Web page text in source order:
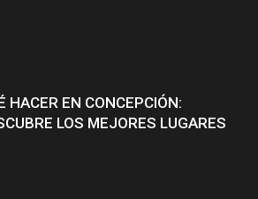
HACER EN CONCEPCIÓN:
LOS MEJORES LUGARES